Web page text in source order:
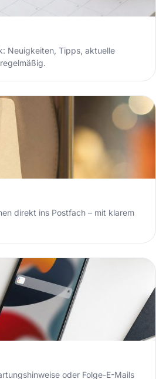
Neuigkeiten, Tipps, aktuelle
direkt ins Postfach – mit klarem
oder Folge-E-Mails